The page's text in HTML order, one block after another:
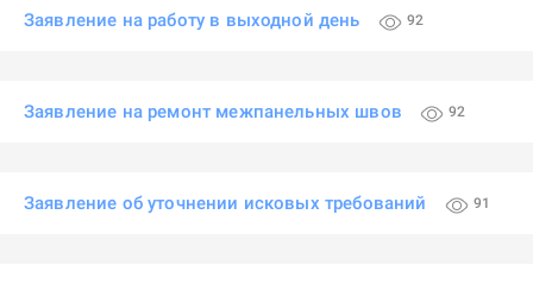
Заявление на работу в выходной день 92
Заявление на ремонт межпанельных швов 92
Заявление об уточнении исковых требований 91